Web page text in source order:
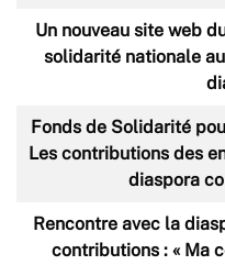
Un nouveau site web
solidarité nationale
Fonds de Solidarité
Les contributions des
diaspora
Rencontre avec la
contributions : « Ma